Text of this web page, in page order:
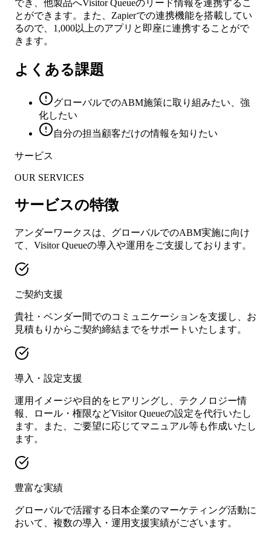
でき、他製品へVisitor Queueのリード情報を連携するこ
とができます。また、Zapierでの連携機能を搭載してい
るので、1,000以上のアプリと即座に連携することがで
きます。
よくある課題
グローバルでのABM施策に取り組みたい、強
化したい
自分の担当顧客だけの情報を知りたい
サービス
OUR SERVICES
サービスの特徴
アンダーワークスは、グローバルでのABM実施に向け
て、Visitor Queueの導入や運用をご支援しております。
ご契約支援
貴社・ベンダー間でのコミュニケーションを支援し、お
見積もりからご契約締結までをサポートいたします。
導入・設定支援
運用イメージや目的をヒアリングし、テクノロジー情
報、ロール・権限などVisitor Queueの設定を代行いたし
ます。また、ご要望に応じてマニュアル等も作成いたし
ます。
豊富な実績
グローバルで活躍する日本企業のマーケティング活動に
おいて、複数の導入・運用支援実績がございます。